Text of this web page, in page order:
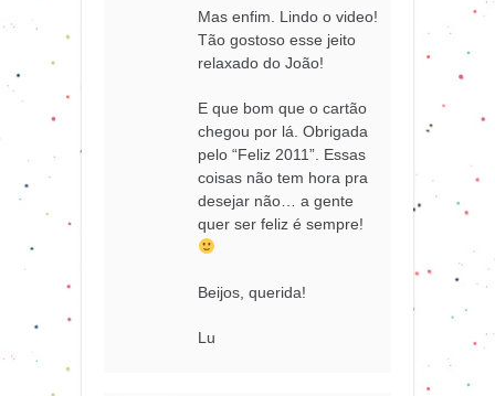
Mas enfim. Lindo o video!
Tão gostoso esse jeito
relaxado do João!
E que bom que o cartão
chegou por lá. Obrigada
pelo “Feliz 2011”. Essas
coisas não tem hora pra
desejar não… a gente
quer ser feliz é sempre!
Beijos, querida!
Lu